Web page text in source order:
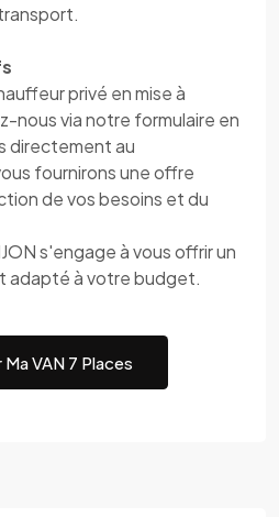
privé en mise à
nous via notre formulaire en
directement au
fournirons une offre
de vos besoins et du
s'engage à vous offrir un
adapté à votre budget.
VAN 7 Places